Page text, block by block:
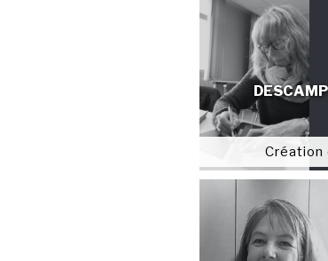
Création